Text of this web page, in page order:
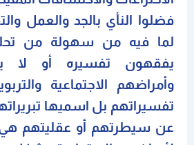
فضلوا النأي بالجد والعمل
لما فيه من سهولة من
يفقهون تفسيره أو لا
وأمراضهم الاجتماعية
تفسيراتهم بل اسميها
عن سيطرتهم أو عقليتهم هي